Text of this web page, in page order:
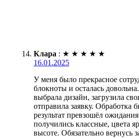
Клара : ★ ★ ★ ★ ★
16.01.2025
У меня было прекрасное
блокноты и осталась
выбрала дизайн, загрузила
отправила заявку. Обработка
результат превзошёл
получились классные, цвета
высоте. Обязательно вернусь